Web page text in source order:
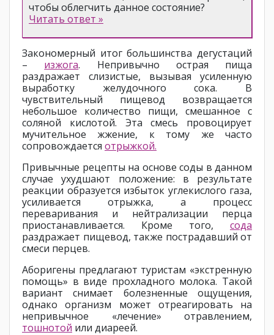
чтобы облегчить данное состояние?
Читать ответ »
Закономерный итог большинства дегустаций
– изжога. Непривычно острая пища
раздражает слизистые, вызывая усиленную
выработку желудочного сока. В
чувствительный пищевод возвращается
небольшое количество пищи, смешанное с
соляной кислотой. Эта смесь провоцирует
мучительное жжение, к тому же часто
сопровождается отрыжкой.
Привычные рецепты на основе соды в данном
случае ухудшают положение: в результате
реакции образуется избыток углекислого газа,
усиливается отрыжка, а процесс
переваривания и нейтрализации перца
приостанавливается. Кроме того, сода
раздражает пищевод, также пострадавший от
смеси перцев.
Аборигены предлагают туристам «экстренную
помощь» в виде прохладного молока. Такой
вариант снимает болезненные ощущения,
однако организм может отреагировать на
непривычное «лечение» отравлением,
тошнотой или диареей.